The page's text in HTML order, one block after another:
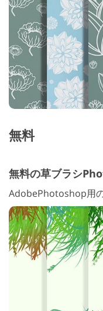
無料
無料の草ブラシ
AdobePhotoshop用